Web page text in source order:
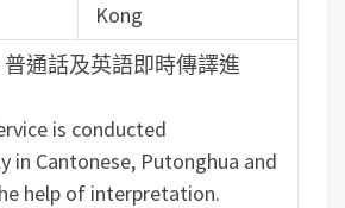
Kong
通話及英語即時傳譯進
is conducted
in Cantonese, Putonghua and
help of interpretation.